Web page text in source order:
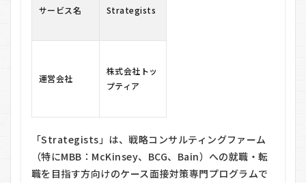
約
▶ ステ
ォーム
入力
4.1.2
▶ ステ
ップ
②：
サービス名 Strategists
運営会社
株式会社トッ
プティア
「Strategists」は、戦略コンサルティングファーム
（特にMBB：McKinsey、BCG、Bain）への就職・転
職を目指す方向けのケース面接対策専門プログラムで